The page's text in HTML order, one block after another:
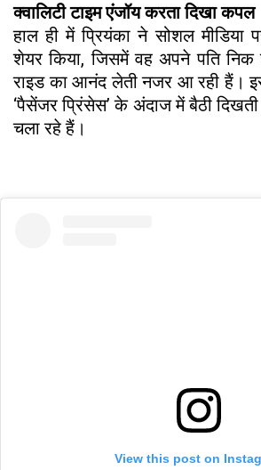
क्वालिटी टाइम एंजॉय करता दिखा कपल
हाल ही में प्रियंका ने सोशल मीडिया
शेयर किया, जिसमें वह अपने पति
राइड का आनंद लेती नजर आ रही हैं।
‘पैसेंजर प्रिंसेस’ के अंदाज में बैठी
चला रहे हैं।
View this post on